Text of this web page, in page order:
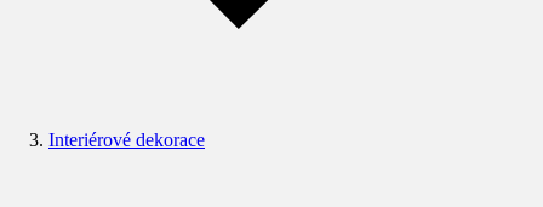
Interiérové dekorace